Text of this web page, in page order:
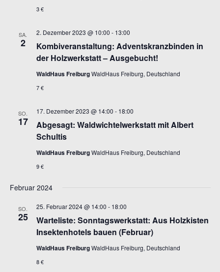
3 €
SA.
2
Kombiveranstaltung: Adventskranzbinden in
der Holzwerkstatt – Ausgebucht!
2. Dezember 2023 @ 10:00 - 13:00
WaldHaus FreiburgWaldHaus Freiburg, Deutschland
7 €
SO.
17
Abgesagt: Waldwichtelwerkstatt mit Albert
Schultis
17. Dezember 2023 @ 14:00 - 18:00
WaldHaus FreiburgWaldHaus Freiburg, Deutschland
9 €
Februar 2024
SO.
25
Warteliste: Sonntagswerkstatt: Aus Holzkisten
Insektenhotels bauen (Februar)
25. Februar 2024 @ 14:00 - 18:00
WaldHaus FreiburgWaldHaus Freiburg, Deutschland
8 €